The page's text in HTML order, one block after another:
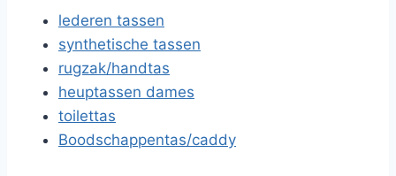
lederen tassen
synthetische tassen
rugzak/handtas
heuptassen dames
toilettas
Boodschappentas/caddy